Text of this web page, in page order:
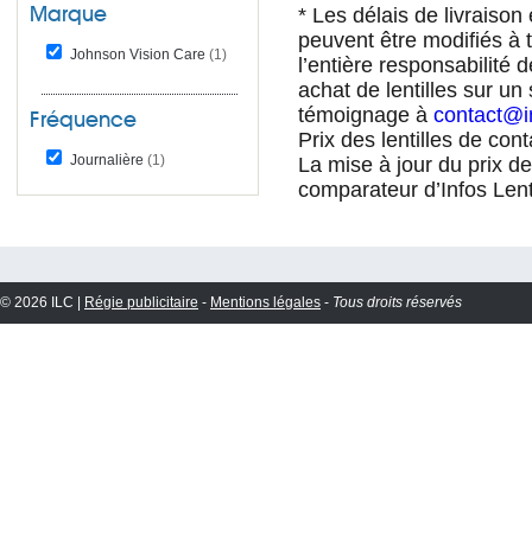
Marque
Johnson Vision Care (1)
Fréquence
Journalière (1)
* Les délais de livraison
peuvent être modifiés à
l’entière responsabilité
achat de lentilles sur un
témoignage à
Prix des lentilles de
La mise à jour du prix
comparateur d’Infos
© 2026 ILC | Régie publicitaire - Mentions légales - Tous droits réservés